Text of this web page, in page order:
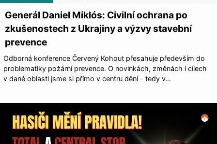
Generál Daniel Miklós: Civilní ochrana po
zkušenostech z Ukrajiny a výzvy stavební
prevence
Odborná konference Červený Kohout přesahuje především do
problematiky požární prevence. O novinkách, změnách i cílech
v dané oblasti jsme si přímo v centru dění – tedy v…